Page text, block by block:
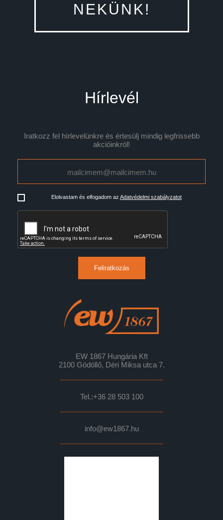
NEKÜNK!
Hírlevél
Iratkozz fel hírlevelünkre és értesülj mindig legfrissebb
akcióinkról!
Elolvastam és elfogadom az Adatvédelmi szabályzatot
Feliratkozás
EW 1867 Hungária Kft
2100 Gödöllő, Déri Miksa utca 7.
Tel.:+36 28 503 100
info@ew1867.hu